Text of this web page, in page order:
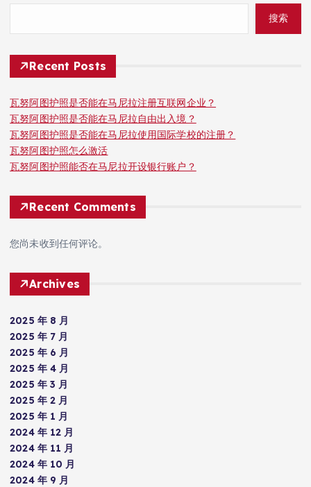
搜索
Recent Posts
瓦努阿图护照是否能在马尼拉注册互联网企业？
瓦努阿图护照是否能在马尼拉自由出入境？
瓦努阿图护照是否能在马尼拉使用国际学校的注册？
瓦努阿图护照怎么激活
瓦努阿图护照能否在马尼拉开设银行账户？
Recent Comments
您尚未收到任何评论。
Archives
2025 年 8 月
2025 年 7 月
2025 年 6 月
2025 年 4 月
2025 年 3 月
2025 年 2 月
2025 年 1 月
2024 年 12 月
2024 年 11 月
2024 年 10 月
2024 年 9 月